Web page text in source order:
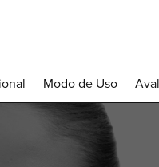
Modo de Uso